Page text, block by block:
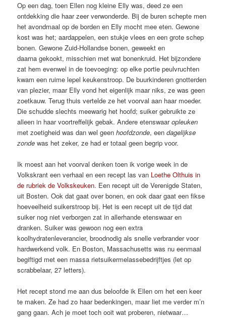
Op een dag, toen Ellen nog kleine Elly was, deed ze een
ontdekking die haar zeer verwonderde. Bij de buren schepte men
het avondmaal op de borden en Elly mocht mee eten. Gewone
kost was het; aardappelen, een stukje vlees en een grote schep
bonen. Gewone Zuid-Hollandse bonen, geweekt en
daarna gekookt, misschien met wat bonenkruid. Het bijzondere
zat hem evenwel in de toevoeging: op elke portie peulvruchten
kwam een ruime lepel keukenstroop. De buurkinderen gnotterden
van plezier, maar Elly vond het eigenlijk maar niks, ze was geen
zoetkauw. Terug thuis vertelde ze het voorval aan haar moeder.
Die schudde slechts meewarig het hoofd; suiker gebruikte ze
alleen in haar voortreffelijk gebak. Andere etenswaaropleuken
met zoetigheid was dan wel geenhoofdzonde, eendagelijkse
zonde was het zeker, ze had er totaal geen begrip voor.
Ik moest aan het voorval denken toen ik vorige week in de
Volkskrant een verhaal en een recept las van Loethe Olthuis in
de rubriek de Volkskeuken. Een recept uit de Verenigde Staten,
uit Bosten. Ook dat gaat over bonen, en ook daar gaat een fikse
hoeveelheid suikerstroop bij. Het is een recept uit de tijd dat
suiker nog niet verborgen zat in allerhande etenswaar en
dranken. Suiker was gewoon nog een extra
koolhydratenleverancier, broodnodig als snelle verbrander voor
hardwerkend volk. En Boston, Massachusetts was nu eenmaal
begiftigd met een massa rietsuikermelassebedrijftjes (let op
scrabbelaar, 27 letters).
Het recept stond me aan dus beloofde ik Ellen om het een keer
te maken. Ze had zo haar bedenkingen, maar liet me verder m’n
gang gaan. Ach je moet toch ooit wat proberen, nietwaar…